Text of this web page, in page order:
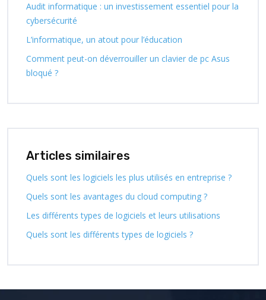
Audit informatique : un investissement essentiel pour la
cybersécurité
L’informatique, un atout pour l’éducation
Comment peut-on déverrouiller un clavier de pc Asus
bloqué ?
Articles similaires
Quels sont les logiciels les plus utilisés en entreprise ?
Quels sont les avantages du cloud computing ?
Les différents types de logiciels et leurs utilisations
Quels sont les différents types de logiciels ?